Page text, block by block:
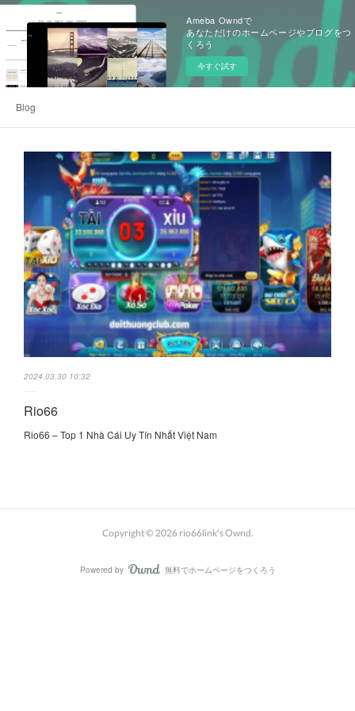
Ameba Owndで
あなただけのホームページやブログをつ
くろう
今すぐ試す
Blog
2024.03.30 10:32
Rio66
Rio66 – Top 1 Nhà Cái Uy Tín Nhất Việt Nam
Copyright © 2026 rio66link's Ownd.
Powered by AmebaOwnd
無料でホームページをつくろう